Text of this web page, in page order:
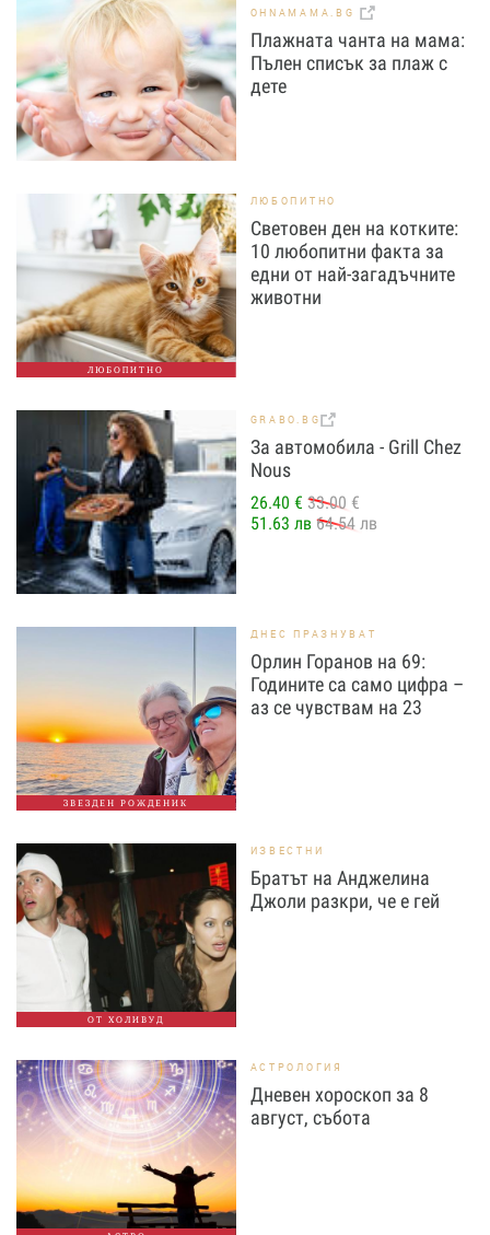
OHNAMAMA.BG
Плажната чанта на мама:
Пълен списък за плаж с
дете
ЛЮБОПИТНО
ЛЮБОПИТНО
Световен ден на котките:
10 любопитни факта за
едни от най-загадъчните
животни
GRABO.BG
За автомобила - Grill Chez
Nous
26.40 € 33.00 €
51.63 лв 64.54 лв
ЗВЕЗДЕН РОЖДЕНИК
ДНЕС ПРАЗНУВАТ
Орлин Горанов на 69:
Годините са само цифра –
аз се чувствам на 23
ОТ ХОЛИВУД
ИЗВЕСТНИ
Братът на Анджелина
Джоли разкри, че е гей
АСТРОЛОГИЯ
Дневен хороскоп за 8
август, събота